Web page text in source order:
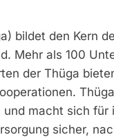
bildet den Kern
Mehr als 100
der Thüga
macht sich
sicher,